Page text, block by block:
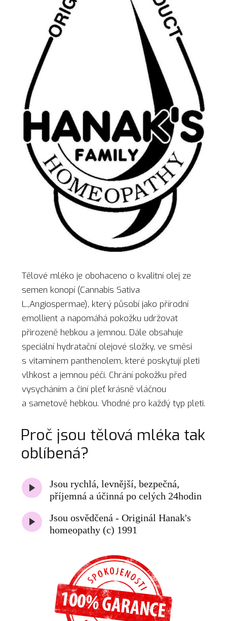
Tělové mléko je obohaceno o kvalitní olej ze
semen konopí (Cannabis Sativa
L.,Angiospermae), který působí jako přírodní
emollient a napomáhá pokožku udržovat
přirozeně hebkou a jemnou. Dále obsahuje
speciální hydratační olejové složky, ve směsi
s vitamínem panthenolem, které poskytují pleti
vlhkost a jemnou péči. Chrání pokožku před
vysycháním a činí pleť krásně vláčnou
a sametově hebkou. Vhodné pro každý typ pleti.
Proč jsou tělová mléka tak
oblíbená?
Jsou rychlá, levnější, bezpečná,
příjemná a účinná po celých 24hodin
Jsou osvědčená - Originál Hanak's
homeopathy (c) 1991